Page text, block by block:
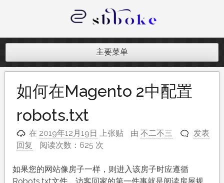
内
记录跨境电商独立站开发遇到的点点
主要菜单
如何在Magento 2中配置
robots.txt
在 2019年12月19日 上张贴 由不二不三
发表
回复
阅读次数：625 次
如果您的网站像房子一样，则进入该房子时应遵循